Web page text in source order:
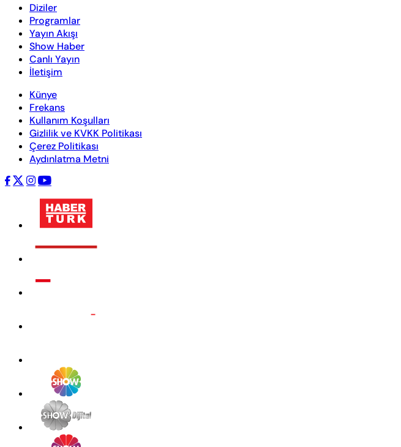
Diziler
Programlar
Yayın Akışı
Show Haber
Canlı Yayın
İletişim
Künye
Frekans
Kullanım Koşulları
Gizlilik ve KVKK Politikası
Çerez Politikası
Aydınlatma Metni